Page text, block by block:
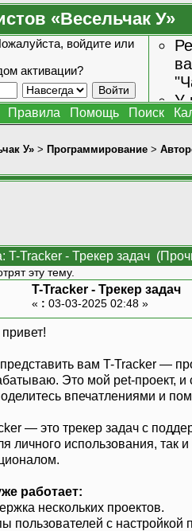
«Весельчак У»
войдите или
активации?
У
Правила Помощь Поиск
У» > Программирование >
T-Tracker - Трекер задач
эту тему.
T-Tracker - Трекер задач
« : 03-03-2025 02:48 »
вам T-Tracker —
Это мой pet-проект, и
впечатлениями и
— это трекер задач с
личного использования,
работает:
нескольких проектов.
пользователей с настройкой